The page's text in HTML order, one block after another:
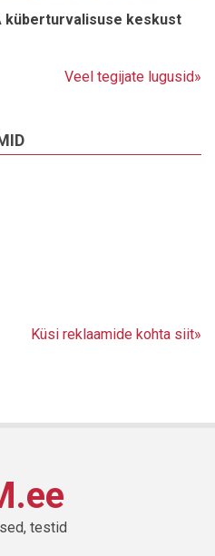
küberturvalisuse keskust
Veel tegijate lugusid»
Küsi reklaamide kohta siit»
testid